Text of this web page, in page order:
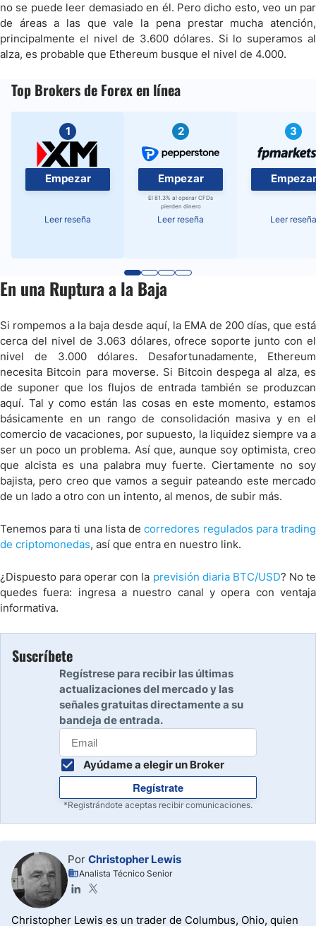
no se puede leer demasiado en él. Pero dicho esto, veo un par
de áreas a las que vale la pena prestar mucha atención,
principalmente el nivel de 3.600 dólares. Si lo superamos al
alza, es probable que Ethereum busque el nivel de 4.000.
Top Brokers de Forex en línea
1
Empezar
Leer reseña
2
Empezar
El 81.3% al operar CFDs
pierden dinero
Leer reseña
3
Empezar
Leer reseña
En una Ruptura a la Baja
Si rompemos a la baja desde aquí, la EMA de 200 días, que está
cerca del nivel de 3.063 dólares, ofrece soporte junto con el
nivel de 3.000 dólares. Desafortunadamente, Ethereum
necesita Bitcoin para moverse. Si Bitcoin despega al alza, es
de suponer que los flujos de entrada también se produzcan
aquí. Tal y como están las cosas en este momento, estamos
básicamente en un rango de consolidación masiva y en el
comercio de vacaciones, por supuesto, la liquidez siempre va a
ser un poco un problema. Así que, aunque soy optimista, creo
que alcista es una palabra muy fuerte. Ciertamente no soy
bajista, pero creo que vamos a seguir pateando este mercado
de un lado a otro con un intento, al menos, de subir más.
Tenemos para ti una lista decorredores regulados para trading
de criptomonedas, así que entra en nuestro link.
¿Dispuesto para operar con la previsión diaria BTC/USD? No te
quedes fuera: ingresa a nuestro canal y opera con ventaja
informativa.
Suscríbete
Regístrese para recibir las últimas
actualizaciones del mercado y las
señales gratuitas directamente a su
bandeja de entrada.
Ayúdame a elegir un Broker
Regístrate
*Registrándote aceptas recibir comunicaciones.
Por Christopher Lewis
Analista Técnico Senior
Christopher Lewis es un trader de Columbus, Ohio, quien